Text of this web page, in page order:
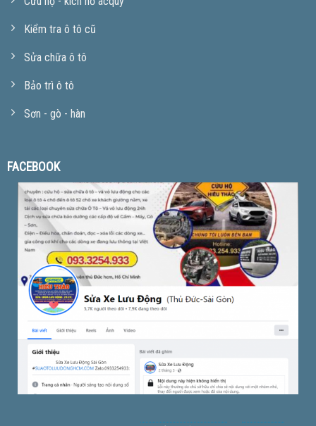
Kiểm tra ô tô cũ
Sửa chữa ô tô
Bảo trì ô tô
Sơn - gò - hàn
FACEBOOK